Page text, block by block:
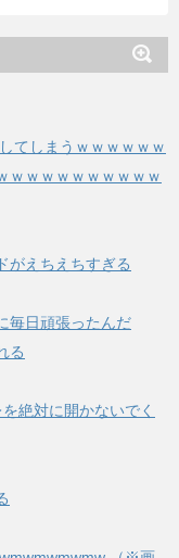
てしまうｗｗｗｗｗｗ
ｗｗｗｗｗｗｗｗｗｗ
がえちえちすぎる
毎日頑張ったんだ
る
絶対に開かないでく